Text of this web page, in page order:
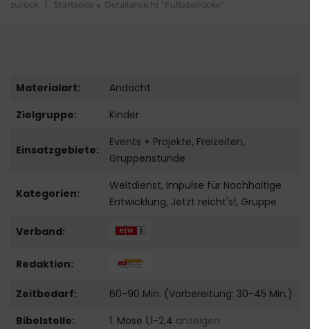
zurück | Startseite Detailansicht "Fußabdrücke"
Materialart:
Andacht
Zielgruppe:
Kinder
Einsatzgebiete:
Events + Projekte, Freizeiten,
Gruppenstunde
Kategorien:
Weltdienst, Impulse für Nachhaltige
Entwicklung, Jetzt reicht's!, Gruppe
Verband:
Redaktion:
Zeitbedarf:
60-90 Min. (Vorbereitung: 30-45 Min.)
Bibelstelle:
1. Mose 1,1-2,4 anzeigen